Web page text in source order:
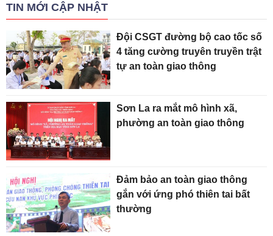
TIN MỚI CẬP NHẬT
Đội CSGT đường bộ cao tốc số
4 tăng cường truyên truyền trật
tự an toàn giao thông
Sơn La ra mắt mô hình xã,
phường an toàn giao thông
Đảm bảo an toàn giao thông
gắn với ứng phó thiên tai bất
thường